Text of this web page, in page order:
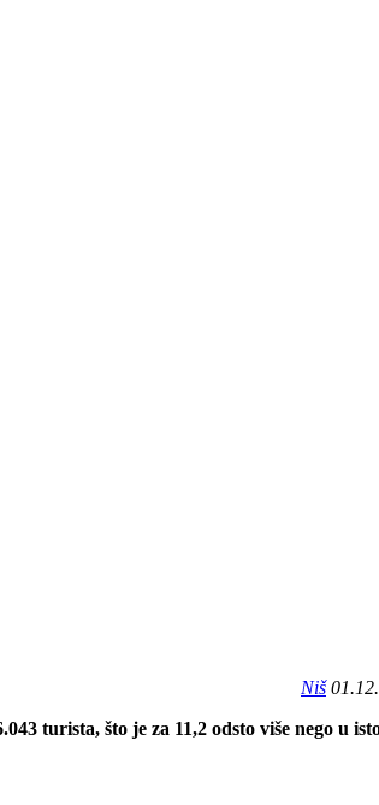
Niš
turista, što je za 11,2 odsto više nego u